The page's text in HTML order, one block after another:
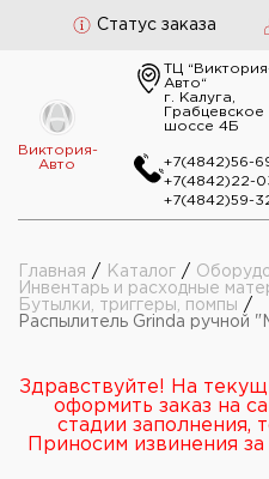
Статус заказа
Виктория-
Авто
ТЦ
Авто“
г. Калуга,
Грабцевское
шоссе 4Б
+7(4842)56-
+7(4842)22-
+7(4842)59-
Главная / Каталог /
Инвентарь и расходные
Бутылки, триггеры, помпы /
Распылитель Grinda ручной
Здравствуйте! На
оформить заказ на
стадии заполнения,
Приносим извинения